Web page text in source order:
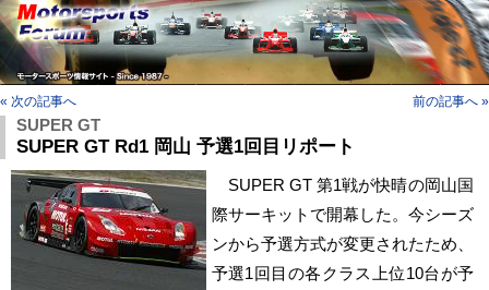
« 次の記事へ 前の記事へ »
SUPER GT
SUPER GT Rd1 岡山 予選1回目リポート
SUPER GT 第1戦が快晴の岡山国
際サーキットで開幕した。今シーズ
ンから予選方式が変更されたため、
予選1回目の各クラス上位10台が予